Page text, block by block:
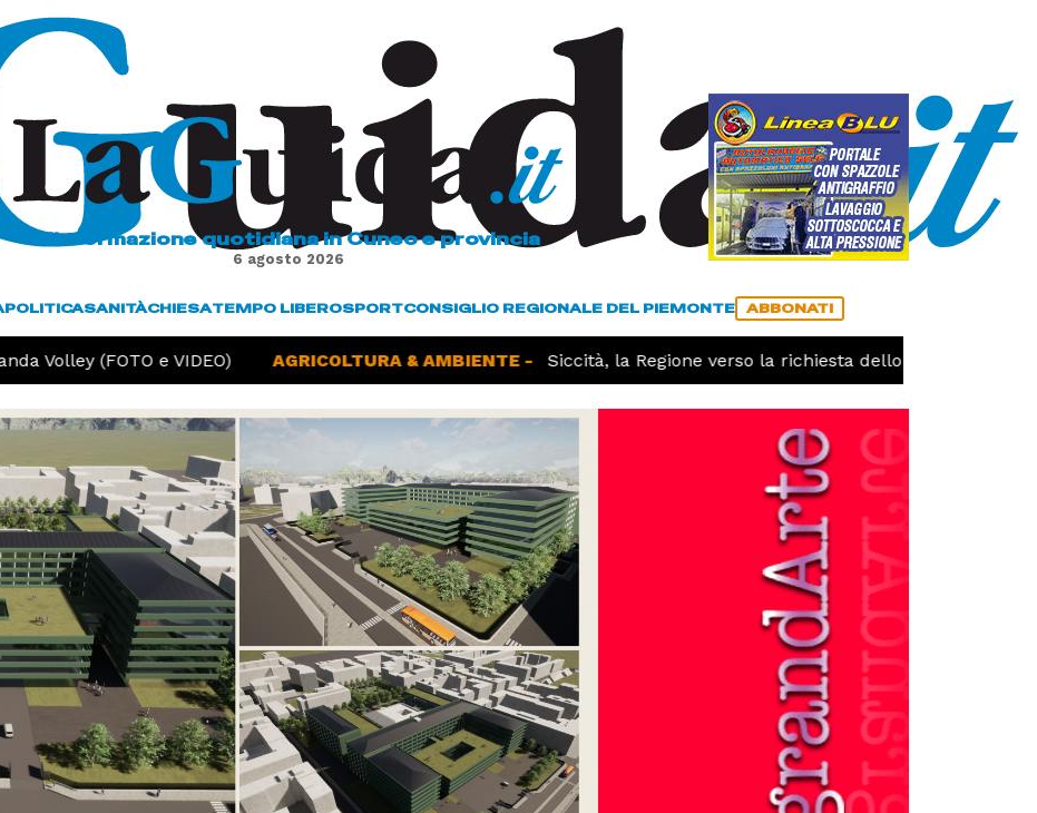
L'informazione quotidiana in Cuneo e provincia
6 agosto 2026
POLITICASANITÀCHIESATEMPO LIBEROSPORTCONSIGLIO REGIONALE DEL PIEMONTE ABBONATI
Volley (FOTO e VIDEO) AGRICOLTURA & AMBIENTE - Siccità, la Regione verso la richiesta dello stato di calamità